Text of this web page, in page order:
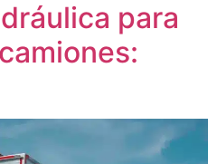
para